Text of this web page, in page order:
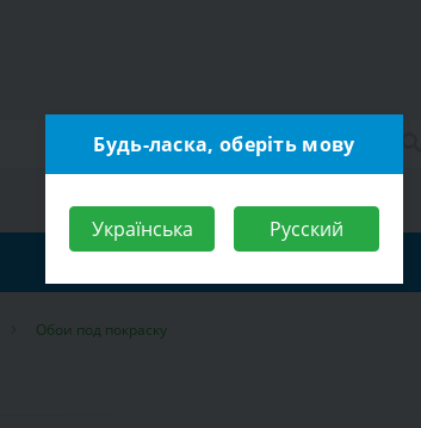
Обои под покраску
Будь-ласка, оберіть мову
Українська Русский